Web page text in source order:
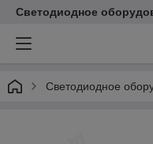
Светодиодное
Светодиодное